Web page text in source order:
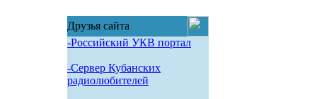
Друзья сайта
-Российский УКВ портал
-Сервер Кубанских
радиолюбителей